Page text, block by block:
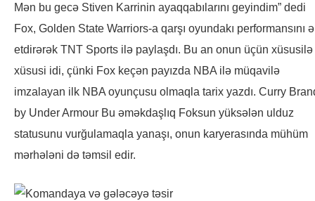
Mən bu gecə Stiven Karrinin ayaqqabılarını geyindim” dedi
Fox, Golden State Warriors-a qarşı oyundakı performansını
etdirərək TNT Sports ilə paylaşdı. Bu an onun üçün xüsusilə
xüsusi idi, çünki Fox keçən payızda NBA ilə müqavilə
imzalayan ilk NBA oyunçusu olmaqla tarix yazdı. Curry
by Under Armour Bu əməkdaşlıq Foksun yüksələn ulduz
statusunu vurğulamaqla yanaşı, onun karyerasında mühüm
mərhələni də təmsil edir.